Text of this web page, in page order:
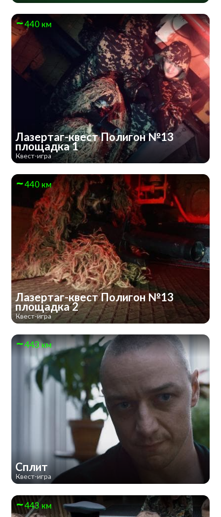
440 км
Лазертаг-квест Полигон №13
площадка 1
Квест-игра
440 км
Лазертаг-квест Полигон №13
площадка 2
Квест-игра
443 км
Сплит
Квест-игра
443 км